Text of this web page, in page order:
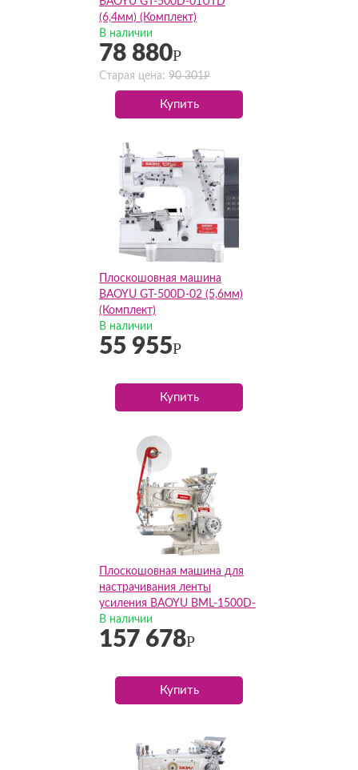
(6,4мм) (Комплект)
В наличии
78 880Р
Старая цена: 90 301Р
Купить
Плоскошовная машина
BAOYU GT-500D-02 (5,6мм)
(Комплект)
В наличии
55 955Р
Купить
Плоскошовная машина для
настрачивания ленты
усиления BAOYU BML-1500D-
264-SL-DS\S (Комплект)
В наличии
157 678Р
Купить